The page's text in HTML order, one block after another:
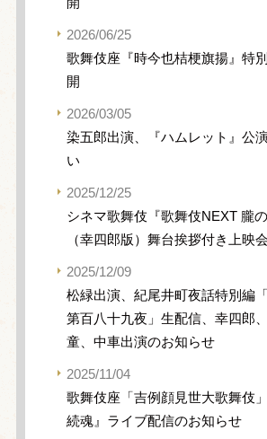
2026/06/25
歌舞伎座『時今也桔梗旗揚』特
開
2026/03/05
染五郎出演、『ハムレット』公
い
2025/12/25
シネマ歌舞伎『歌舞伎NEXT 朧の
（幸四郎版）舞台挨拶付き上映
2025/12/09
松緑出演、紀尾井町夜話特別編
第百八十九夜」生配信、幸四郎
童、中車出演のお知らせ
2025/11/04
歌舞伎座「吉例顔見世大歌舞伎
続魂』ライブ配信のお知らせ